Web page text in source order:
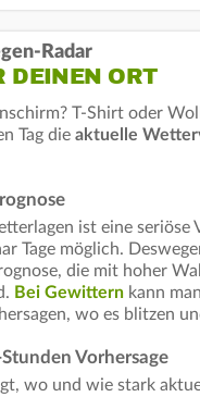
Radar
DEINEN ORT
T-Shirt oder
Tag die aktuelle
ist eine seriöse
Tage möglich.
die mit hoher
Bei Gewittern kann
wo es blitzen
Vorhersage
wo und wie stark